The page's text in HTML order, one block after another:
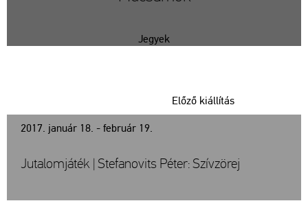
Jegyek
2017. január 18. - február 19.
Előző kiállítás
Jutalomjáték | Stefanovits Péter: Szívzörej